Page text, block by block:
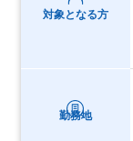
対象となる方
勤務地